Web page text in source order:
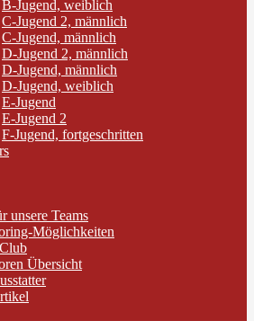
B-Jugend, weiblich
C-Jugend 2, männlich
C-Jugend, männlich
D-Jugend 2, männlich
D-Jugend, männlich
D-Jugend, weiblich
E-Jugend
E-Jugend 2
F-Jugend, fortgeschritten
unsere Teams
Möglichkeiten
Übersicht